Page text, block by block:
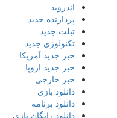
اندروید
پردازنده جدید
تبلت جدید
تکنولوژی جدید
خبر جدید آمریکا
خبر جدید اروپا
خبر خارجی
دانلود بازی
دانلود برنامه
دانلود رایگان بازی